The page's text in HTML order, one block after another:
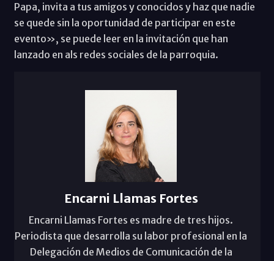
Papa, invita a tus amigos y conocidos y haz que nadie
se quede sin la oportunidad de participar en este
evento», se puede leer en la invitación que han
lanzado en als redes sociales de la parroquia.
Encarni Llamas Fortes
Encarni Llamas Fortes es madre de tres hijos.
Periodista que desarrolla su labor profesional en la
Delegación de Medios de Comunicación de la